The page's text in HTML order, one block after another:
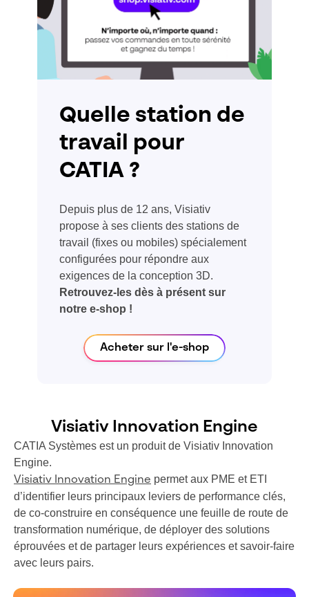
Quelle station de
travail pour
CATIA ?
Depuis plus de 12 ans, Visiativ
propose à ses clients des stations de
travail (fixes ou mobiles) spécialement
configurées pour répondre aux
exigences de la conception 3D.
Retrouvez-les dès à présent sur
notre e-shop !
Acheter sur l'e-shop
Visiativ Innovation Engine
CATIA Systèmes est un produit de Visiativ Innovation
Engine.
Visiativ Innovation Engine permet aux PME et ETI
d’identifier leurs principaux leviers de performance clés,
de co-construire en conséquence une feuille de route de
transformation numérique, de déployer des solutions
éprouvées et de partager leurs expériences et savoir-faire
avec leurs pairs.